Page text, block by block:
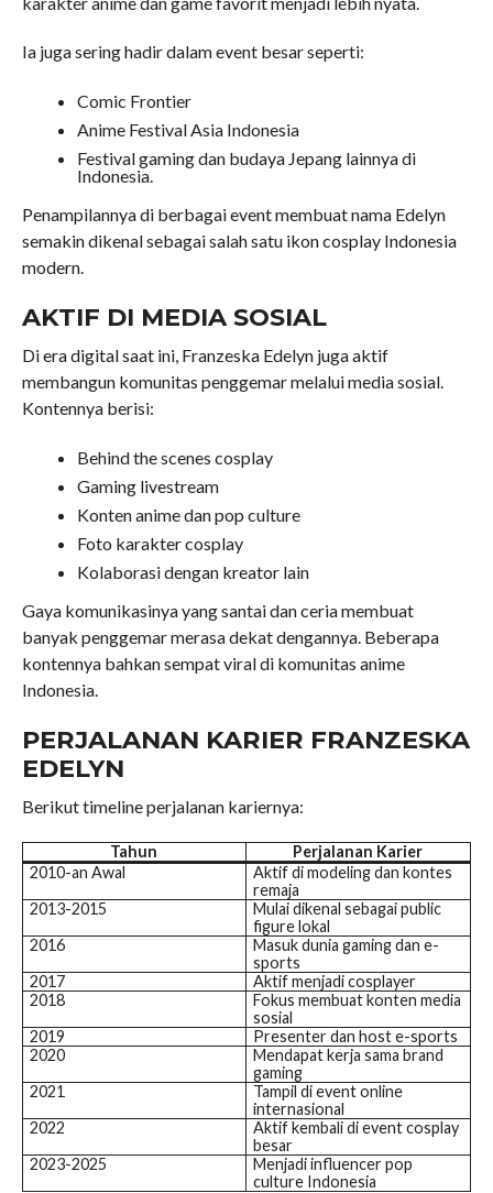
Ia juga sering hadir dalam event besar seperti:
Comic Frontier
Anime Festival Asia Indonesia
Festival gaming dan budaya Jepang lainnya di
Indonesia.
Penampilannya di berbagai event membuat nama Edelyn
semakin dikenal sebagai salah satu ikon cosplay Indonesia
modern.
AKTIF DI MEDIA SOSIAL
Di era digital saat ini, Franzeska Edelyn juga aktif
membangun komunitas penggemar melalui media sosial.
Kontennya berisi:
Behind the scenes cosplay
Gaming livestream
Konten anime dan pop culture
Foto karakter cosplay
Kolaborasi dengan kreator lain
Gaya komunikasinya yang santai dan ceria membuat
banyak penggemar merasa dekat dengannya. Beberapa
kontennya bahkan sempat viral di komunitas anime
Indonesia.
PERJALANAN KARIER FRANZESKA
EDELYN
Berikut timeline perjalanan kariernya:
Tahun
Perjalanan Karier
2010-an Awal
Aktif di modeling dan kontes
remaja
2013-2015
Mulai dikenal sebagai public
figure lokal
2016
Masuk dunia gaming dan e-
sports
2017
Aktif menjadi cosplayer
2018
Fokus membuat konten media
sosial
2019
Presenter dan host e-sports
2020
Mendapat kerja sama brand
gaming
2021
Tampil di event online
internasional
2022
Aktif kembali di event cosplay
besar
2023-2025
Menjadi influencer pop
culture Indonesia